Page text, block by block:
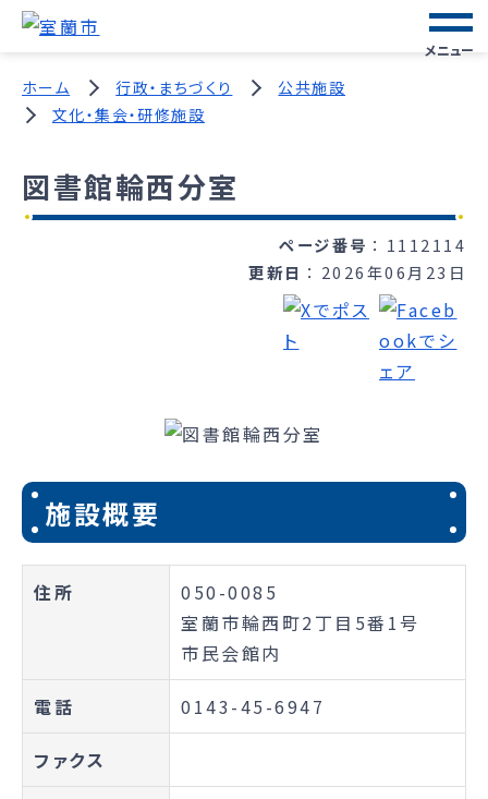
メニュー
ホーム 行政・まちづくり
公共施設
文化・集会・研修施設
図書館輪西分室
ページ番号
1112114
更新日
2026年06月23日
施設概要
住所
050-0085
室蘭市輪西町2丁目5番1号
市民会館内
電話 0143-45-6947
ファクス